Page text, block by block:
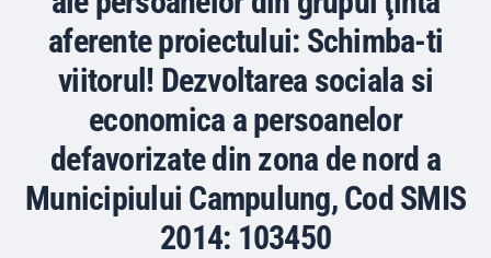
aferente proiectului: Schimba-ti
viitorul! Dezvoltarea sociala si
economica a persoanelor
defavorizate din zona de nord a
Municipiului Campulung, Cod SMIS
2014: 103450